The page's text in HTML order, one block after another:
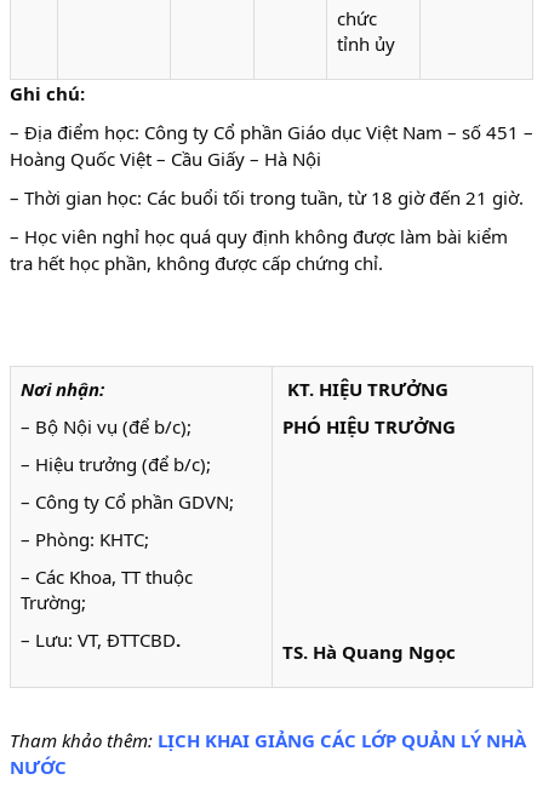
chức
tỉnh ủy
Ghi chú:
– Địa điểm học: Công ty Cổ phần Giáo dục Việt Nam – số 451 –
Hoàng Quốc Việt – Cầu Giấy – Hà Nội
– Thời gian học: Các buổi tối trong tuần, từ 18 giờ đến 21 giờ.
– Học viên nghỉ học quá quy định không được làm bài kiểm
tra hết học phần, không được cấp chứng chỉ.
Nơi nhận:
– Bộ Nội vụ (để b/c);
– Hiệu trưởng (để b/c);
– Công ty Cổ phần GDVN;
– Phòng: KHTC;
– Các Khoa, TT thuộc
Trường;
– Lưu: VT, ĐTTCBD.
KT. HIỆU TRƯỞNG
PHÓ HIỆU TRƯỞNG
TS. Hà Quang Ngọc
Tham khảo thêm: LỊCH KHAI GIẢNG CÁC LỚP QUẢN LÝ NHÀ
NƯỚC